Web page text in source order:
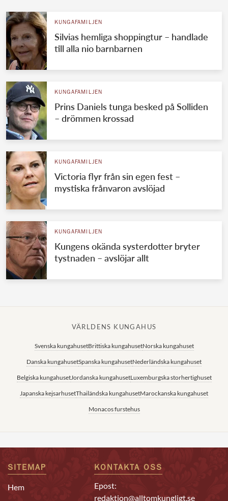
KUNGAFAMILJEN
Silvias hemliga shoppingtur – handlade
till alla nio barnbarnen
KUNGAFAMILJEN
Prins Daniels tunga besked på Solliden
– drömmen krossad
KUNGAFAMILJEN
Victoria flyr från sin egen fest –
mystiska frånvaron avslöjad
KUNGAFAMILJEN
Kungens okända systerdotter bryter
tystnaden – avslöjar allt
VÄRLDENS KUNGAHUS
Svenska kungahusetBrittiska kungahusetNorska kungahuset
Danska kungahusetSpanska kungahusetNederländska kungahuset
Belgiska kungahusetJordanska kungahusetLuxemburgska storhertighuset
Japanska kejsarhusetThailändska kungahusetMarockanska kungahuset
Monacos furstehus
SITEMAP
Hem
KONTAKTA OSS
Epost:
redaktion@alltomkungligt.se